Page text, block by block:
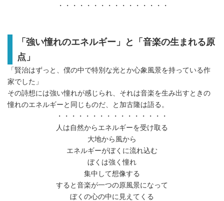
・・・・・・・・・・・・・・・・
「強い憧れのエネルギー」と「音楽の生まれる原
点」
「賢治はずっと、僕の中で特別な光とか心象風景を持っている作
家でした」
その詩想には強い憧れが感じられ、それは音楽を生み出すときの
憧れのエネルギーと同じものだ、と加古隆は語る。
・・・・・・・・・・・・・・・・
人は自然からエネルギーを受け取る
大地から風から
エネルギーがぼくに流れ込む
ぼくは強く憧れ
集中して想像する
すると音楽が一つの原風景になって
ぼくの心の中に見えてくる